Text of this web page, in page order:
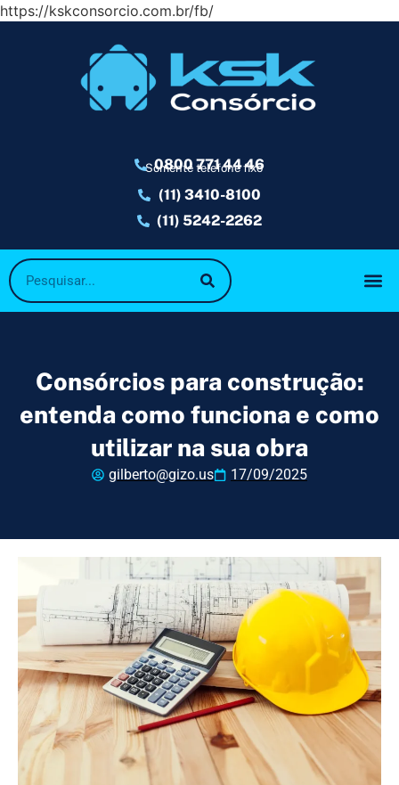
https://kskconsorcio.com.br/fb/
0800 771 44 46
Somente telefone fixo
(11) 3410-8100
(11) 5242-2262
Consórcios para construção:
entenda como funciona e como
utilizar na sua obra
gilberto@gizo.us 17/09/2025